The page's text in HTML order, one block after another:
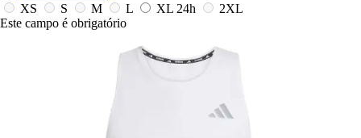
XS
S M L XL 24h
2XL
Este campo é obrigatório